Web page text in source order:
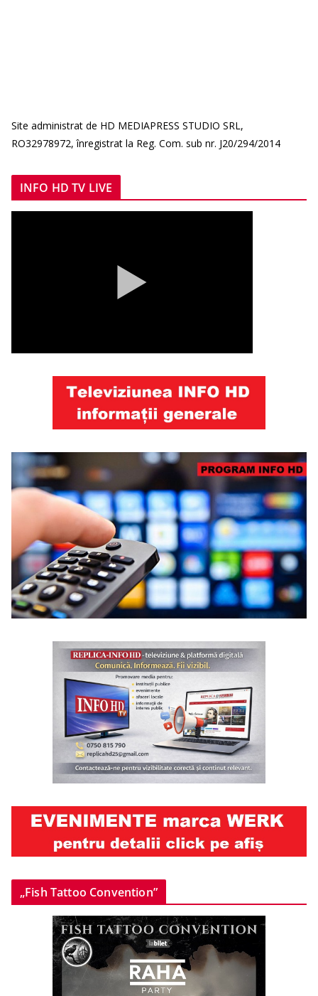
Site administrat de HD MEDIAPRESS STUDIO SRL,
RO32978972, înregistrat la Reg. Com. sub nr. J20/294/2014
INFO HD TV LIVE
„Fish Tattoo Convention”